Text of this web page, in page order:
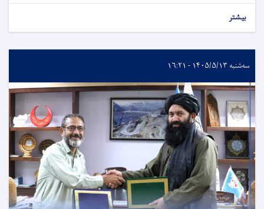
بیشتر
سه‌شنبه ۱۴۰۵/۵/۱۳ - ۱۶:۲۱